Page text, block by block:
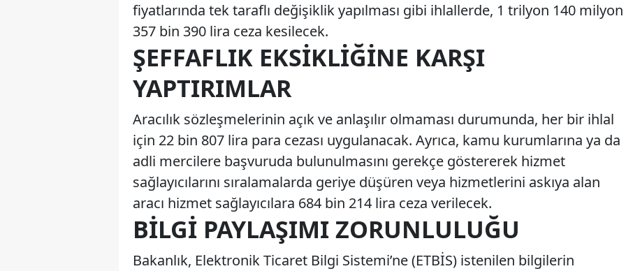
fiyatlarında tek taraflı değişiklik yapılması gibi ihlallerde, 1 trilyon 140 milyon
357 bin 390 lira ceza kesilecek.
ŞEFFAFLIK EKSIKLIĞINE KARŞI
YAPTIRIMLAR
Aracılık sözleşmelerinin açık ve anlaşılır olmaması durumunda, her bir ihlal
için 22 bin 807 lira para cezası uygulanacak. Ayrıca, kamu kurumlarına ya da
adli mercilere başvuruda bulunulmasını gerekçe göstererek hizmet
sağlayıcılarını sıralamalarda geriye düşüren veya hizmetlerini askıya alan
aracı hizmet sağlayıcılara 684 bin 214 lira ceza verilecek.
BILGI PAYLAŞIMI ZORUNLULUĞU
Bakanlık, Elektronik Ticaret Bilgi Sistemi’ne (ETBİS) istenilen bilgilerin